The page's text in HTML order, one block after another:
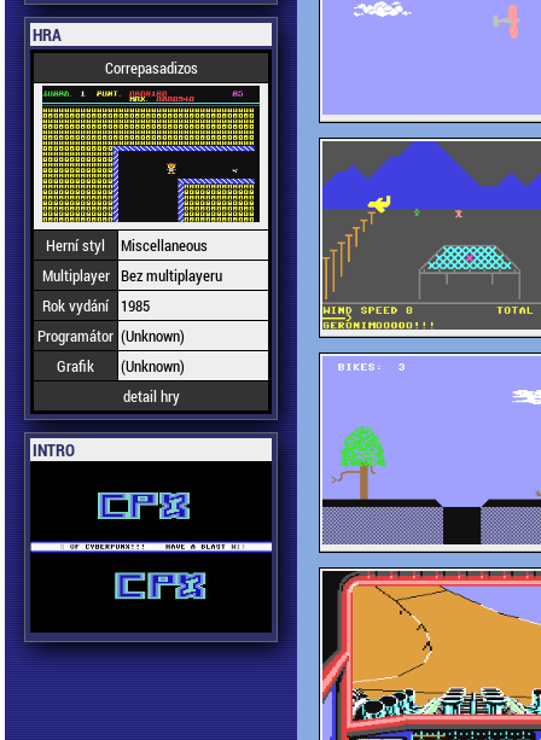
HRA
Correpasadizos
Herní styl
Miscellaneous
Multiplayer Bez multiplayeru
Rok vydání
1985
Programátor (Unknown)
Grafik
(Unknown)
detail hry
INTRO